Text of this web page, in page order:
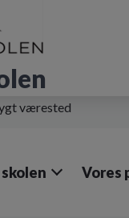
værested
skolen Vores